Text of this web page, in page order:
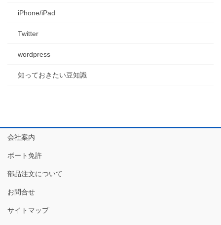
iPhone/iPad
Twitter
wordpress
知っておきたい豆知識
会社案内
ボート免許
部品注文について
お問合せ
サイトマップ